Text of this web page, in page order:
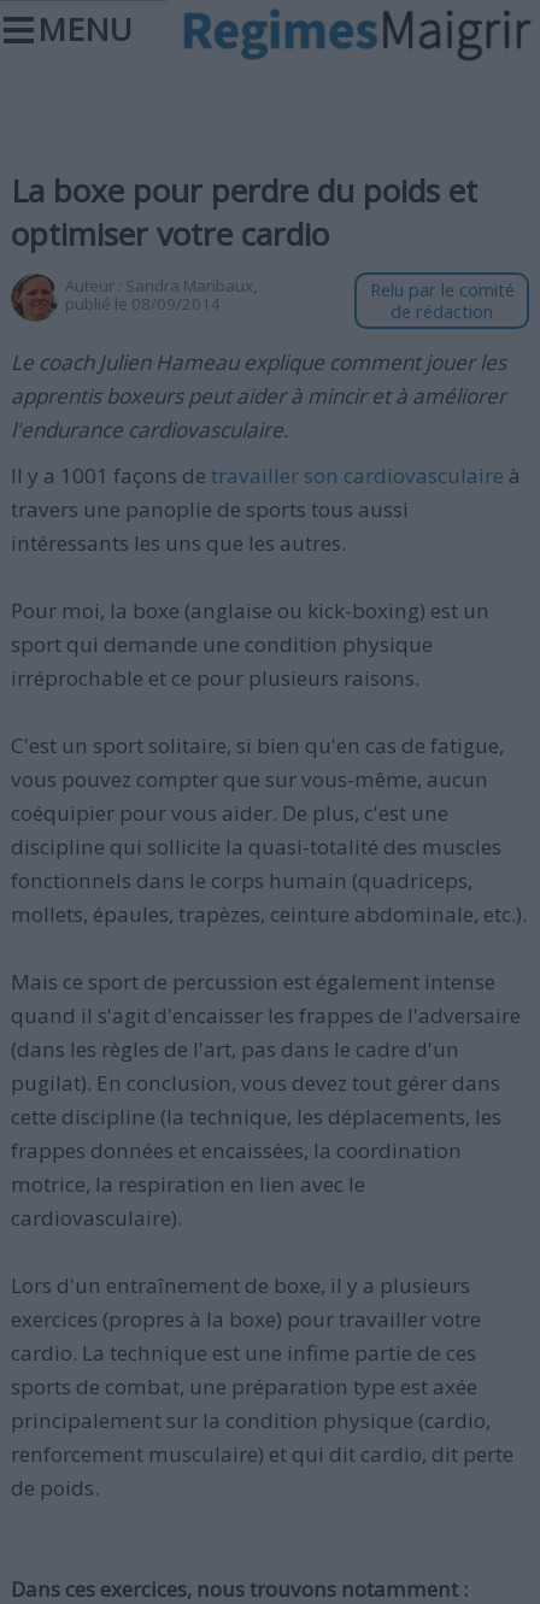
MENU
La boxe pour perdre du poids et
optimiser votre cardio
Auteur : Sandra Maribaux,
publié le 08/09/2014
Relu par le comité
de rédaction
Le coach Julien Hameau explique comment jouer les
apprentis boxeurs peut aider à mincir et à améliorer
l'endurance cardiovasculaire.
Il y a 1001 façons de travailler son cardiovasculaire à
travers une panoplie de sports tous aussi
intéressants les uns que les autres.
Pour moi, la boxe (anglaise ou kick-boxing) est un
sport qui demande une condition physique
irréprochable et ce pour plusieurs raisons.
C'est un sport solitaire, si bien qu'en cas de fatigue,
vous pouvez compter que sur vous-même, aucun
coéquipier pour vous aider. De plus, c'est une
discipline qui sollicite la quasi-totalité des muscles
fonctionnels dans le corps humain (quadriceps,
mollets, épaules, trapèzes, ceinture abdominale, etc.).
Mais ce sport de percussion est également intense
quand il s'agit d'encaisser les frappes de l'adversaire
(dans les règles de l'art, pas dans le cadre d'un
pugilat). En conclusion, vous devez tout gérer dans
cette discipline (la technique, les déplacements, les
frappes données et encaissées, la coordination
motrice, la respiration en lien avec le
cardiovasculaire).
Lors d'un entraînement de boxe, il y a plusieurs
exercices (propres à la boxe) pour travailler votre
cardio. La technique est une infime partie de ces
sports de combat, une préparation type est axée
principalement sur la condition physique (cardio,
renforcement musculaire) et qui dit cardio, dit perte
de poids.
Dans ces exercices, nous trouvons notamment :